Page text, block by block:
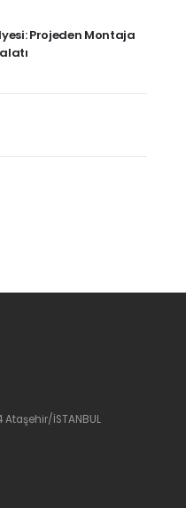
Projeden Montaja
Ataşehir/İSTANBUL